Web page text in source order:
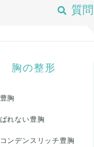
質
胸の整形
豊胸
ばれない豊胸
コンデンスリッチ豊胸